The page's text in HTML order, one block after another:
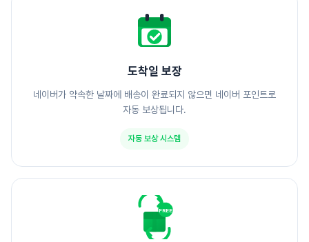
도착일 보장
네이버가 약속한 날짜에 배송이 완료되지 않으면 네이버 포인트로
자동 보상됩니다.
자동 보상 시스템
FREE